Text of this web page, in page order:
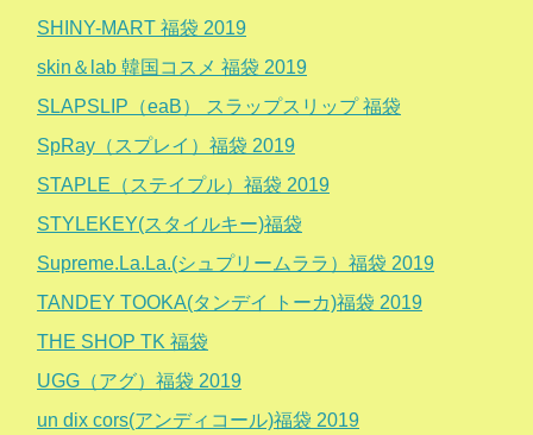
SHINY-MART 福袋 2019
skin＆lab 韓国コスメ 福袋 2019
SLAPSLIP（eaB） スラップスリップ 福袋
SpRay（スプレイ）福袋 2019
STAPLE（ステイプル）福袋 2019
STYLEKEY(スタイルキー)福袋
Supreme.La.La.(シュプリームララ）福袋 2019
TANDEY TOOKA(タンデイ トーカ)福袋 2019
THE SHOP TK 福袋
UGG（アグ）福袋 2019
un dix cors(アンディコール)福袋 2019